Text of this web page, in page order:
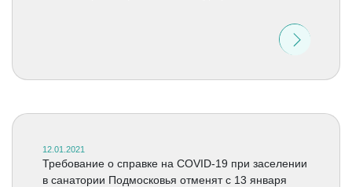
12.01.2021
Требование о справке на COVID-19 при заселении
в cанатории Подмосковья отменят с 13 января